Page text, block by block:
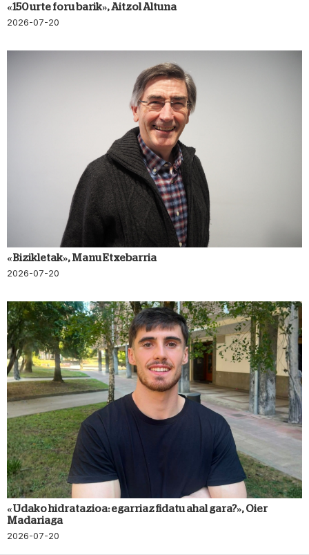
«150 urte foru barik», Aitzol Altuna
2026-07-20
«Bizikletak», Manu Etxebarria
2026-07-20
«Udako hidratazioa: egarriaz fidatu ahal gara?», Oier
Madariaga
2026-07-20